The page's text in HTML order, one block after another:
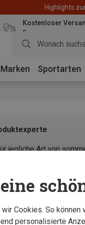
Highlights
Kostenloser
Euro
Marken Sportarten
jegliche Art von
Off Hose
Cookies. So
personalisierte